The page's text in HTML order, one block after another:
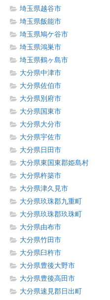
埼玉県越谷市
埼玉県飯能市
埼玉県鳩ケ谷市
埼玉県鴻巣市
埼玉県鶴ヶ島市
大分県中津市
大分県佐伯市
大分県別府市
大分県国東市
大分県大分市
大分県宇佐市
大分県日田市
大分県東国東郡姫島村
大分県杵築市
大分県津久見市
大分県玖珠郡九重町
大分県玖珠郡玖珠町
大分県由布市
大分県竹田市
大分県臼杵市
大分県豊後大野市
大分県豊後高田市
大分県速見郡日出町